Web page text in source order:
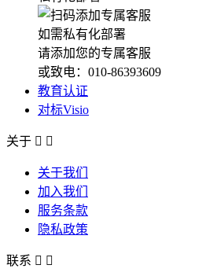
如需私有化部署
请添加您的专属客服
或致电：010-86393609
教育认证
对标Visio
关于  
关于我们
加入我们
服务条款
隐私政策
联系  